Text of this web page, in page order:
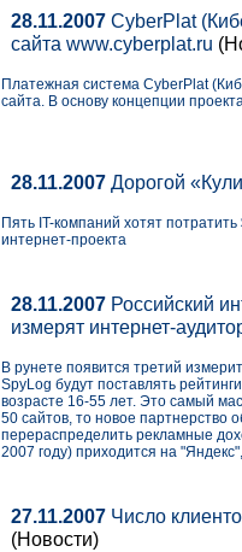
28.11.2007 CyberPlat
сайта www.cyberplat.ru
Платежная система CyberPlat
сайта. В основу концепции
28.11.2007 Дорогой
Пять IT-компаний хотят
интернет-проекта
28.11.2007 Российский
измерят интернет-
В рунете появится третий
SpyLog будут поставлять
возрасте 16-55 лет. Это самый
50 сайтов, то новое партнерство
перераспределить рекламные
2007 году) приходится на
27.11.2007 Число
(Новости)